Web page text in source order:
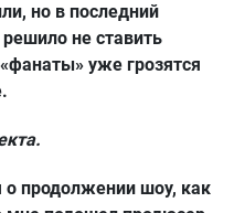
но в последний
не ставить
уже грозятся
о продолжении шоу, как